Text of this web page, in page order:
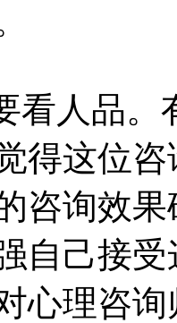
看人品。
得这位
咨询效
自己接
心理咨